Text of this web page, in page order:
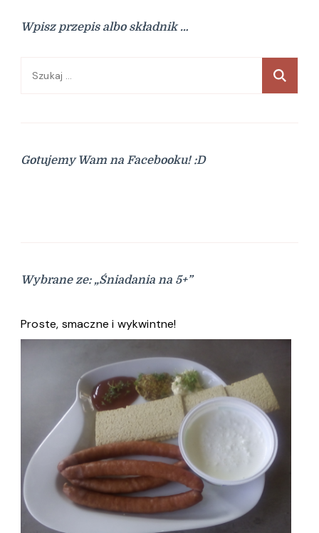
Wpisz przepis albo składnik …
Szukaj:
Gotujemy Wam na Facebooku! :D
Wybrane ze: „Śniadania na 5+”
Proste, smaczne i wykwintne!